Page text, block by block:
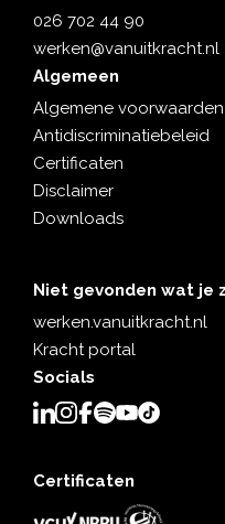
026 702 44 90
werken@vanuitkracht.nl
Algemeen
Algemene voorwaarden
Antidiscriminatiebeleid
Certificaten
Disclaimer
Downloads
Niet gevonden wat je
werken.vanuitkracht.nl
Kracht portal
Socials
Certificaten